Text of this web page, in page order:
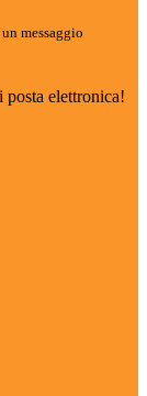
messaggio
elettronica!